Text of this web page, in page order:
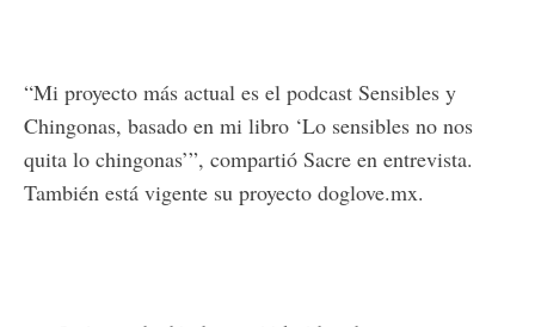
“Mi proyecto más actual es el podcast Sensibles y
Chingonas, basado en mi libro ‘Lo sensibles no nos
quita lo chingonas’”, compartió Sacre en entrevista.
También está vigente su proyecto doglove.mx.